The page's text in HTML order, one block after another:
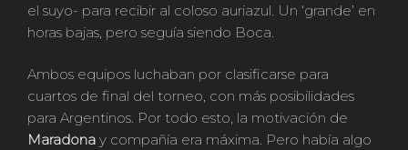
el suyo- para recibir al coloso auriazul. Un ‘grande’ en
horas bajas, pero seguía siendo Boca.
Ambos equipos luchaban por clasificarse para
cuartos de final del torneo, con más posibilidades
para Argentinos. Por todo esto, la motivación de
Maradona y compañía era máxima. Pero había algo